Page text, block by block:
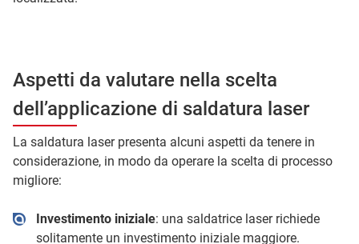
Aspetti da valutare nella scelta
dell’applicazione di saldatura laser
La saldatura laser presenta alcuni aspetti da tenere in
considerazione, in modo da operare la scelta di processo
migliore:
Investimento iniziale: una saldatrice laser richiede
solitamente un investimento iniziale maggiore.